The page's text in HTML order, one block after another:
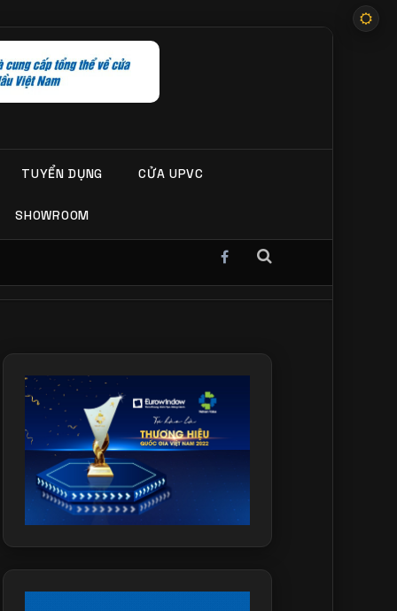
TUYỂN DỤNG CỬA UPVC
SHOWROOM